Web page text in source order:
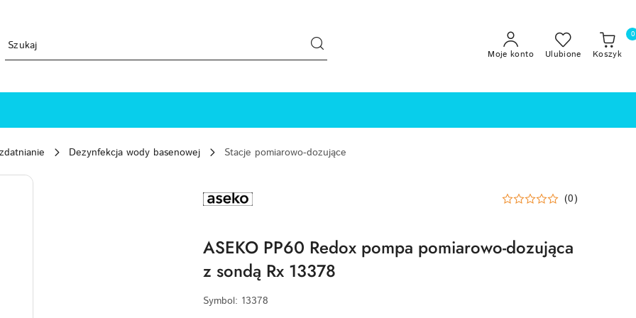
Moje konto Ulubione Koszyk
0
Dezynfekcja wody basenowej
Stacje pomiarowo-dozujące
LOGO
(0)
ASEKO PP60 Redox pompa pomiarowo-dozująca
z sondą Rx 13378
Symbol: 13378